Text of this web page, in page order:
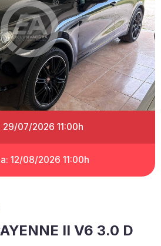
29/07/2026 11:00h
12/08/2026 11:00h
II V6 3.0 D